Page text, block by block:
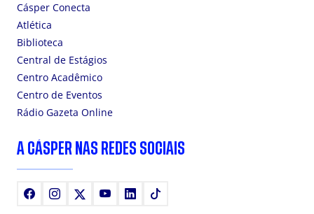
Cásper Conecta
Atlética
Biblioteca
Central de Estágios
Centro Acadêmico
Centro de Eventos
Rádio Gazeta Online
A CÁSPER NAS REDES SOCIAIS
FacebookInstagram YoutubeLinkedIn